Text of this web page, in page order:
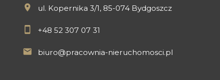
ul. Kopernika 3/1, 85-074 Bydgoszcz
+48 52 307 07 31
biuro@pracownia-nieruchomosci.pl